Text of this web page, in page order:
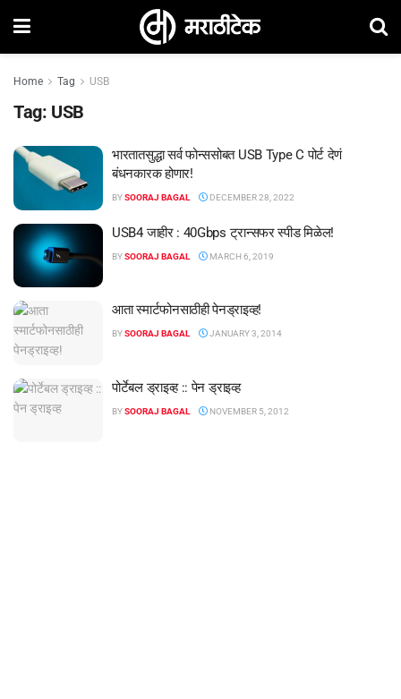
Home Tag USB
Tag: USB
भारतातसुद्धा सर्व फोन्ससोबत USB Type C पोर्ट देणं
बंधनकारक होणार!
BYSOORAJ BAGAL DECEMBER 28, 2022
USB4 जाहीर : 40Gbps ट्रान्सफर स्पीड मिळेल!
BYSOORAJ BAGAL MARCH 6, 2019
आता स्मार्टफोनसाठीही पेनड्राइव्ह!
BYSOORAJ BAGAL JANUARY 3, 2014
पोर्टेबल ड्राइव्ह :: पेन ड्राइव्ह
BYSOORAJ BAGAL NOVEMBER 5, 2012